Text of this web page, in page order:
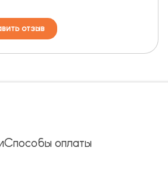
отзыв
Способы оплаты